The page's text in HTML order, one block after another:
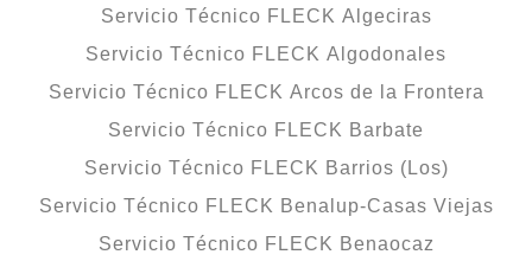
Servicio Técnico FLECK Algeciras
Servicio Técnico FLECK Algodonales
Servicio Técnico FLECK Arcos de la Frontera
Servicio Técnico FLECK Barbate
Servicio Técnico FLECK Barrios (Los)
Servicio Técnico FLECK Benalup-Casas Viejas
Servicio Técnico FLECK Benaocaz